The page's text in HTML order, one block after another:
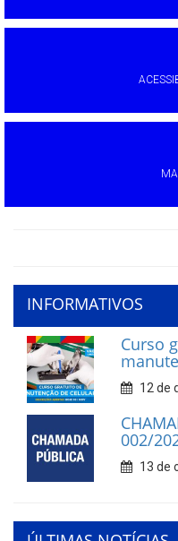
INFORMATIVOS
Curso
12 de
002/
13 de